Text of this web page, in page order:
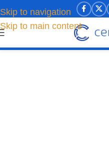
Skip to navigation
Skip to main content